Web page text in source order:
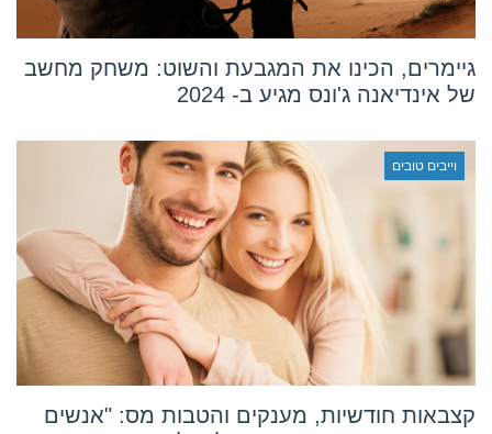
גיימרים, הכינו את המגבעת והשוט: משחק מחשב
של אינדיאנה ג'ונס מגיע ב- 2024
וייבים טובים
קצבאות חודשיות, מענקים והטבות מס: "אנשים